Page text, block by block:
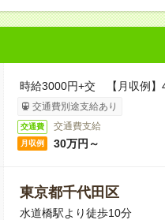
時給3000円+交 【月収例】
交通費別途支給あり
交通費 交通費支給
月収例 30万円～
東京都千代田区
水道橋駅より徒歩10分